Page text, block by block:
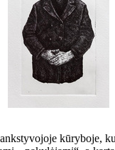
kūryboje,